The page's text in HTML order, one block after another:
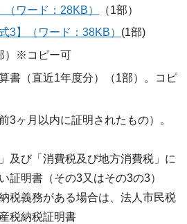
ワード：28KB）
（1部）
3】（ワード：38KB） (1部)
）※コピー可
書（直近1年度分）（1部）。コピ
3ヶ月以内に証明されたもの）。
及び「消費税及び地方消費税」に
証明書（その3又はその3の3）
税義務がある場合は、法人市民税
税納税証明書